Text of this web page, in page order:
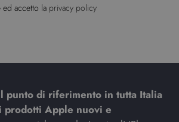
accetto la privacy policy
punto di riferimento in tutta Italia
prodotti Apple nuovi e